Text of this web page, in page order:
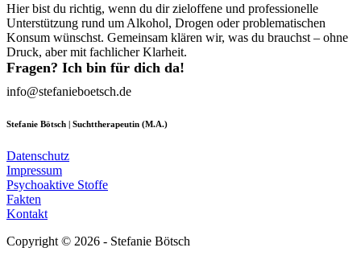
Hier bist du richtig, wenn du dir zieloffene und professionelle
Unterstützung rund um Alkohol, Drogen oder problematischen
Konsum wünschst. Gemeinsam klären wir, was du brauchst – ohne
Druck, aber mit fachlicher Klarheit.
Fragen? Ich bin für dich da!
info@stefanieboetsch.de
Stefanie Bötsch | Suchttherapeutin (M.A.)
Datenschutz
Impressum
Psychoaktive Stoffe
Fakten
Kontakt
Copyright © 2026 - Stefanie Bötsch